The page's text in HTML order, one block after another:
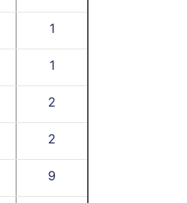
1
1
2
2
9